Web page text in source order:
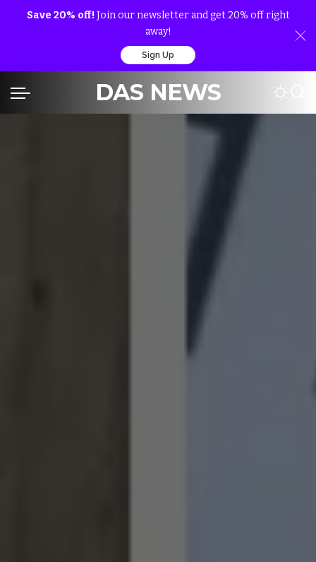
Save 20% off! Join our newsletter and get 20% off right
away!
Sign Up
DAS NEWS